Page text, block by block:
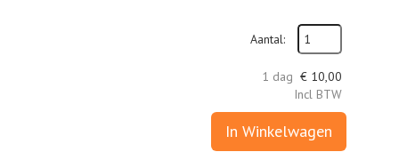
Aantal:
1 dag € 10,00
Incl BTW
In Winkelwagen